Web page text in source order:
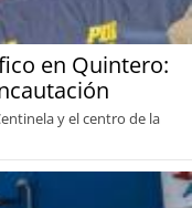
en Quintero:
y el centro de la